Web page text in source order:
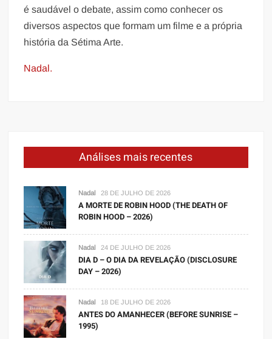
é saudável o debate, assim como conhecer os
diversos aspectos que formam um filme e a própria
história da Sétima Arte.
Nadal.
Análises mais recentes
Nadal 28 DE JULHO DE 2026
A MORTE DE ROBIN HOOD (THE DEATH OF
ROBIN HOOD – 2026)
Nadal 24 DE JULHO DE 2026
DIA D – O DIA DA REVELAÇÃO (DISCLOSURE
DAY – 2026)
Nadal 18 DE JULHO DE 2026
ANTES DO AMANHECER (BEFORE SUNRISE –
1995)